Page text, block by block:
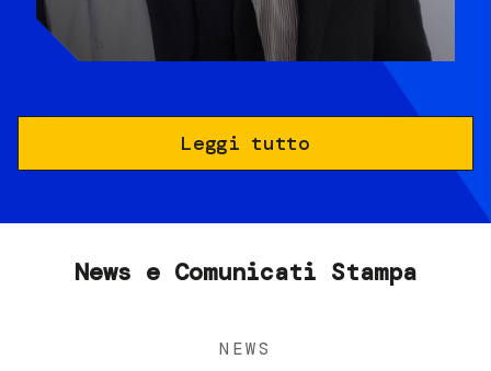
Leggi tutto
News e Comunicati Stampa
NEWS